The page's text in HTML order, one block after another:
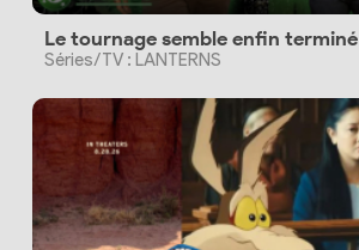
Le tournage semble enfin terminé
Séries/TV : LANTERNS